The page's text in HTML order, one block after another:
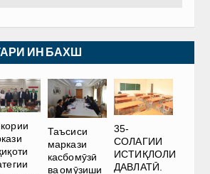
ИН БАХШ
Таъсиси
маркази
касбомӯзӣ
ва омӯзиши
35-
СОЛАГИИ
ИСТИҚЛОЛИ
ДАВЛАТӢ.